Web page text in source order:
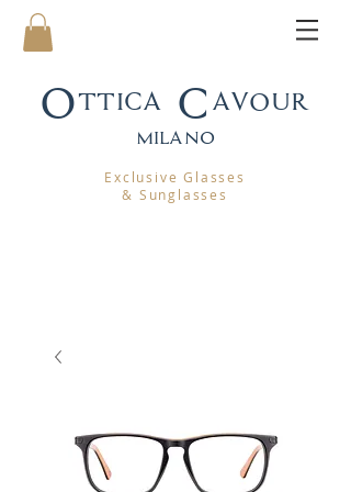
Ottica Cavour
milano
Exclusive Glasses
& Sunglasses